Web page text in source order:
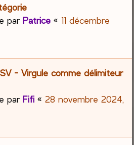
parPatrice « 11 décembre
- Virgule comme délimiteur
parFifi «28 novembre 2024,